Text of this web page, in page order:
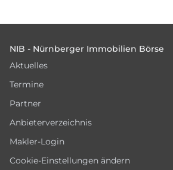
NIB - Nürnberger Immobilien Börse
Aktuelles
Termine
Partner
Anbieterverzeichnis
Makler-Login
Cookie-Einstellungen ändern